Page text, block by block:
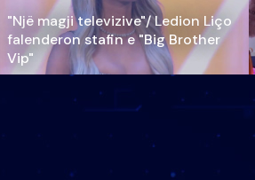
"Një magji televizive"/ Ledion Liço
falenderon stafin e "Big Brother
Vip"